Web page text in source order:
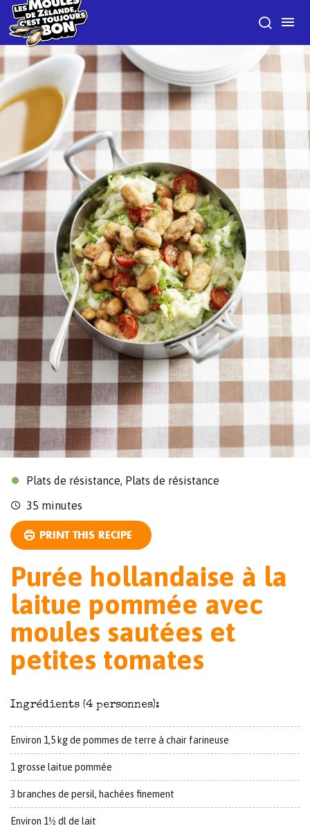
Plats de résistance, Plats de résistance
35 minutes
PRINT THIS RECIPE
Purée hollandaise à la
laitue pommée avec
moules sautées et
petites tomates
Ingrédients (4 personnes):
Environ 1,5 kg de pommes de terre à chair farineuse
1 grosse laitue pommée
3 branches de persil, hachées finement
Environ 1½ dl de lait